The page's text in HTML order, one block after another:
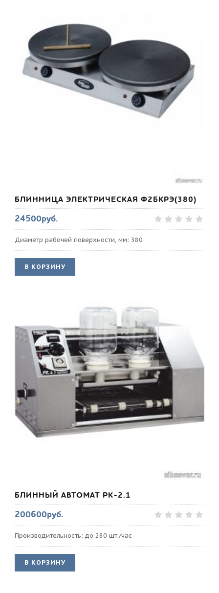
БЛИННИЦА ЭЛЕКТРИЧЕСКАЯ Ф2БКРЭ(380)
24500руб.
Диаметр рабочей поверхности, мм: 380
В КОРЗИНУ
БЛИННЫЙ АВТОМАТ РК-2.1
200600руб.
Производительность: до 280 шт./час
В КОРЗИНУ